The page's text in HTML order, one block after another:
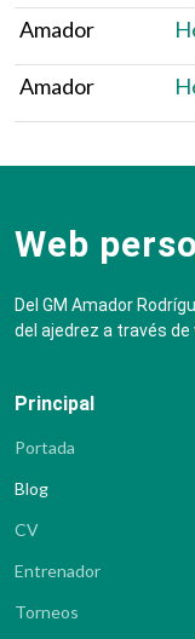
Amador
Amador
Web
Del GM Amador
del ajedrez a través de
Principal
Portada
Blog
CV
Entrenador
Torneos